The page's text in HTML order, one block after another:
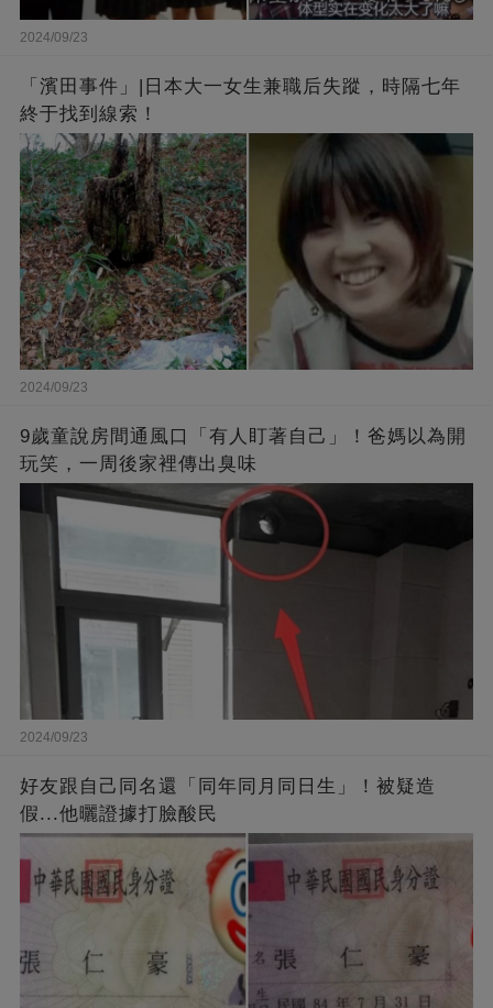
2024/09/23
「濱田事件」|日本大一女生兼職后失蹤，時隔七年
終于找到線索！
2024/09/23
9歲童說房間通風口「有人盯著自己」！爸媽以為開
玩笑，一周後家裡傳出臭味
2024/09/23
好友跟自己同名還「同年同月同日生」！被疑造
假...他曬證據打臉酸民